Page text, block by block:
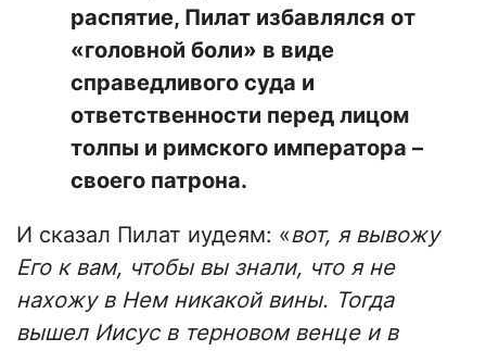
распятие, Пилат избавлялся от
«головной боли» в виде
справедливого суда и
ответственности перед лицом
толпы и римского императора –
своего патрона.
И сказал Пилат иудеям: «вот, я вывожу
Его к вам, чтобы вы знали, что я не
нахожу в Нем никакой вины. Тогда
вышел Иисус в терновом венце и в